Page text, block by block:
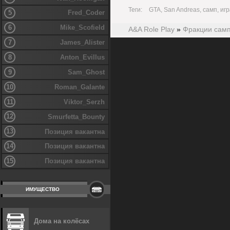
Теги: GTA, San Andreas, самп,
A&A Role Play» Фракции
5
Fred_Coder
6
Mike_Scofield
7
James_Alister
8
Anton_Evillus
9
Sam_Ghost
10
Roman_Galante
11
Viktor_Serzh
12
Smurfetta_Bounty
13
Позиция вакантна
14
Позиция вакантна
15
Позиция вакантна
ИМУЩЕСТВО
Дома на колёсах